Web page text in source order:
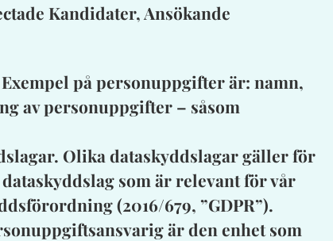
Kandidater, Ansökande
på personuppgifter är: namn,
av personuppgifter – såsom
Olika dataskyddslagar gäller för
som är relevant för vår
(2016/679, ”GDPR”).
är den enhet som